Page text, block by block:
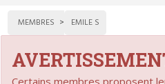
MEMBRES EMILE S
Certains membres proposent